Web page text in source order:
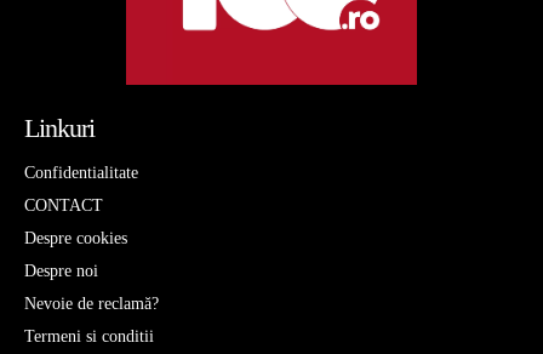
Linkuri
Confidentialitate
CONTACT
Despre cookies
Despre noi
Nevoie de reclamă?
Termeni si conditii